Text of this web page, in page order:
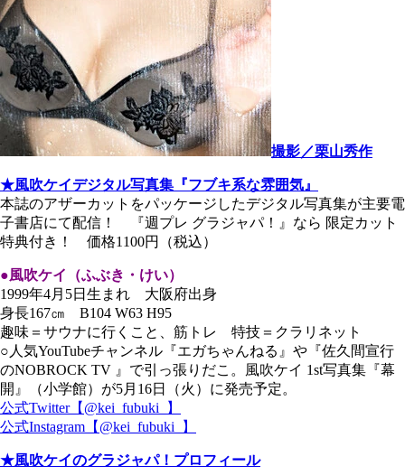
撮影／栗山秀作
★風吹ケイデジタル写真集『フブキ系な雰囲気』
本誌のアザーカットをパッケージしたデジタル写真集が主要電
子書店にて配信！ 『週プレ グラジャパ！』なら 限定カット
特典付き！ 価格1100円（税込）
●風吹ケイ（ふぶき・けい）
1999年4月5日生まれ 大阪府出身
身長167㎝ B104 W63 H95
趣味＝サウナに行くこと、筋トレ 特技＝クラリネット
○人気YouTubeチャンネル『エガちゃんねる』や『佐久間宣行
のNOBROCK TV 』で引っ張りだこ。風吹ケイ 1st写真集『幕
開』（小学館）が5月16日（火）に発売予定。
公式Twitter【@kei_fubuki_】
公式Instagram【@kei_fubuki_】
★風吹ケイのグラジャパ！プロフィール